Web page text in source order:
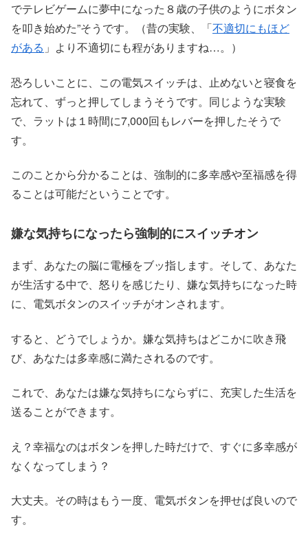
でテレビゲームに夢中になった８歳の子供のようにボタン
を叩き始めた”そうです。（昔の実験、「不適切にもほど
がある 」より不適切にも程がありますね…。）
恐ろしいことに、この電気スイッチは、止めないと寝食を
忘れて、ずっと押してしまうそうです。同じような実験
で、ラットは１時間に7,000回もレバーを押したそうで
す。
このことから分かることは、強制的に多幸感や至福感を得
ることは可能だということです。
嫌な気持ちになったら強制的にスイッチオン
まず、あなたの脳に電極をブッ指します。そして、あなた
が生活する中で、怒りを感じたり、嫌な気持ちになった時
に、電気ボタンのスイッチがオンされます。
すると、どうでしょうか。嫌な気持ちはどこかに吹き飛
び、あなたは多幸感に満たされるのです。
これで、あなたは嫌な気持ちにならずに、充実した生活を
送ることができます。
え？幸福なのはボタンを押した時だけで、すぐに多幸感が
なくなってしまう？
大丈夫。その時はもう一度、電気ボタンを押せば良いので
す。